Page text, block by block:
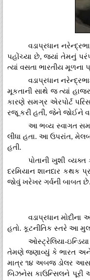
વડાપ્રધાન
પહોંચ્યા છે, જ્યાં તેમનું
ત્યાં વસતા ભારતીય મૂળના
વડાપ્રધાન
મૂકતાની સાથે જ ત્યાં હાજર
કારણે સમગ્ર એરપોર્ટ
રજૂ કરી હતી, જેને જોઈને
આ ભવ્ય સ્વાગત
લીધા હતા. આ ઉપરાંત,
હતી.
પોતાની ખુશી વ્યક્ત
દરમિયાન શાનદાર
જોવું ખરેખર ગર્વની બાબત
વડાપ્રધાન
હતો. કૂટનીતિક સ્તરે આ
ઓસ્ટ્રેલિયા-
તેમણે જણાવ્યું કે ભારત અને
માત્ર ૧૪ અબજ ડોલર
બિઝનેસ કાઉન્સિલને પૂરી